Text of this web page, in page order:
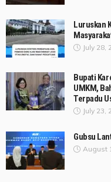
Luruskan
July 28,
Bupati
UMKM,
Terpadu
July 23,
Gubsu
August